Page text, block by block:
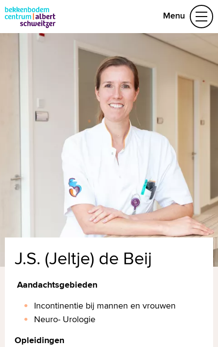
Menu
Aandoeningen
Behandelteam
Folders
Vragen
Afspraak maken
(078) 654 29 53
Naar home asz.nl
J.S. (Jeltje) de Beij
Aandachtsgebieden
Incontinentie bij mannen en vrouwen
Neuro- Urologie
Opleidingen